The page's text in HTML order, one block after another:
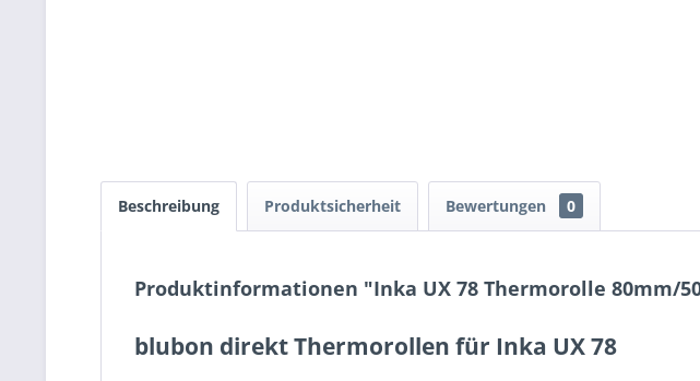
Beschreibung Produktsicherheit Bewertungen 0
Produktinformationen "Inka UX 78 Thermorolle 80mm/
blubon direkt Thermorollen für Inka UX 78